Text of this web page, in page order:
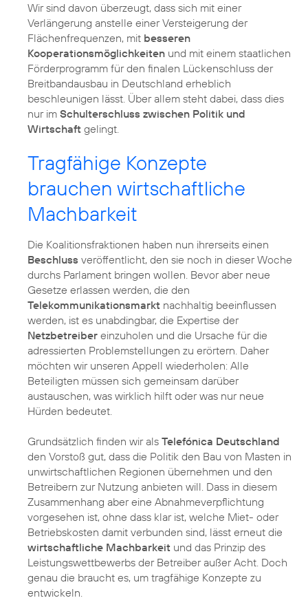
Wir sind davon überzeugt, dass sich mit einer
Verlängerung anstelle einer Versteigerung der
Flächenfrequenzen, mit besseren
Kooperationsmöglichkeiten und mit einem staatlichen
Förderprogramm für den finalen Lückenschluss der
Breitbandausbau in Deutschland erheblich
beschleunigen lässt. Über allem steht dabei, dass dies
nur im Schulterschluss zwischen Politik und
Wirtschaft gelingt.
Tragfähige Konzepte
brauchen wirtschaftliche
Machbarkeit
Die Koalitionsfraktionen haben nun ihrerseits einen
Beschluss veröffentlicht, den sie noch in dieser Woche
durchs Parlament bringen wollen. Bevor aber neue
Gesetze erlassen werden, die den
Telekommunikationsmarkt nachhaltig beeinflussen
werden, ist es unabdingbar, die Expertise der
Netzbetreiber einzuholen und die Ursache für die
adressierten Problemstellungen zu erörtern. Daher
möchten wir unseren Appell wiederholen: Alle
Beteiligten müssen sich gemeinsam darüber
austauschen, was wirklich hilft oder was nur neue
Hürden bedeutet.
Grundsätzlich finden wir als Telefónica Deutschland
den Vorstoß gut, dass die Politik den Bau von Masten in
unwirtschaftlichen Regionen übernehmen und den
Betreibern zur Nutzung anbieten will. Dass in diesem
Zusammenhang aber eine Abnahmeverpflichtung
vorgesehen ist, ohne dass klar ist, welche Miet- oder
Betriebskosten damit verbunden sind, lässt erneut die
wirtschaftliche Machbarkeit und das Prinzip des
Leistungswettbewerbs der Betreiber außer Acht. Doch
genau die braucht es, um tragfähige Konzepte zu
entwickeln.